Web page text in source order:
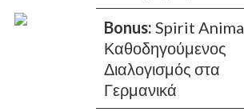
Bonus: Spirit
Καθοδηγούμενος
Διαλογισμός στα
Γερμανικά